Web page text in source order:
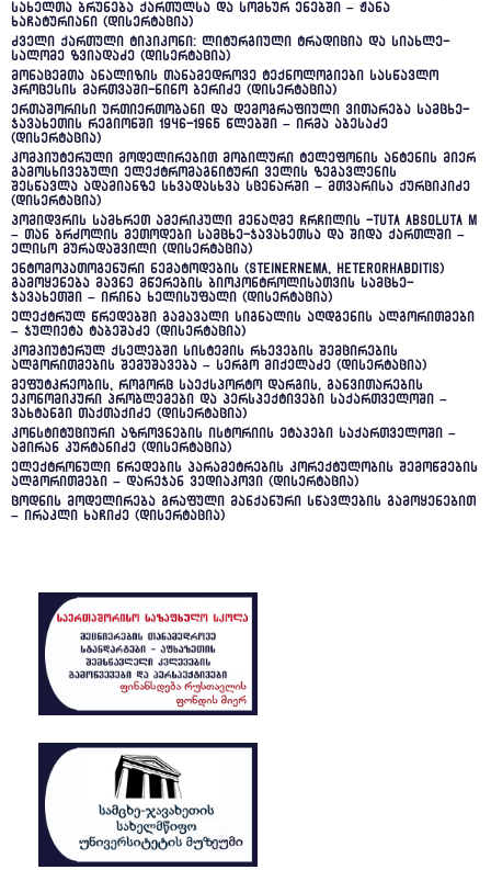
სახელთა ბრუნება ქართულსა და სომხურ ენებში – ჟანა
ხაჩატურიანი (დისერტაცია)
ძველი ქართული ტიპიკონი: ლიტურგიული ტრადიცია და სიახლე-
სალომე ზვიადაძე (დისერტაცია)
მონაცემთა ანალიზის თანამედროვე ტექნოლოგიები სასწავლო
პროცესის მართვაში-ნინო ბერიძე (დისერტაცია)
ერთაშორისი ურთიერთობანი და დემოგრაფიული ვითარება სამცხე-
ჯავახეთის რეგიონში 1946-1965 წლებში – ირმა აბესაძე
(დისერტაცია)
კომპიუტერული მოდელირებით მობილური ტელეფონის ანტენის მიერ
გამოსხივებული ელექტრომაგნიტური ველის ზეგავლენის
შესწავლა ადამიანზე სხვადასხვა სცენარში – მთვარისა ქურციკიძე
(დისერტაცია)
პომიდვრის სამხრეთ ამერიკული მენაღმე ჩრჩილის -Tuta absoluta M
– თან ბრძოლის მეთოდები სამცხე-ჯავახეთსა და შიდა ქართლში –
ელისო მურადაშვილი (დისერტაცია)
ენტომოპათოგენური ნემატოდების (Steinernema, Heterorhabditis)
გამოყენება მავნე მწერების ბიოკონტროლისათვის სამცხე-
ჯავახეთში – ირინა ხელისუფალი (დისერტაცია)
ელექტრულ წრედებში გამავალი სიგნალის აღდგენის ალგორითმები
– ჯულიეტა ტაბეშაძე (დისერტაცია)
კომპიუტერულ ქსელებში სისტემის რხევების შემცირების
ალგორითმების შემუშავება – სერგო მიქელაძე (დისერტაცია)
მეფუტკრეობის, როგორც საექსპორტო დარგის, განვითარების
ეკონომიკური პრობლემები და პერსპექტივები საქართველოში –
ვახტანგი თაქთაქიძე (დისერტაცია)
კონსტიტუციური აზროვნების ისტორიის ეტაპები საქართველოში –
ამირან კურტანიძე (დისერტაცია)
ელექტრონული წრედების პარამეტრების კორექტულობის შემოწმების
ალგორითმები – დარეჯან ვედიაკოვი (დისერტაცია)
ცოდნის მოდელირება გრაფული მანქანური სწავლების გამოყენებით
– ირაკლი ხაჩიძე (დისერტაცია)